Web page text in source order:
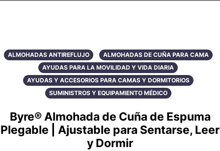
ALMOHADAS ANTIREFLUJO
ALMOHADAS DE CUÑA PARA CAMA
AYUDAS PARA LA MOVILIDAD Y VIDA DIARIA
AYUDAS Y ACCESORIOS PARA CAMAS Y DORMITORIOS
SUMINISTROS Y EQUIPAMIENTO MÉDICO
Byre® Almohada de Cuña de Espuma
Plegable | Ajustable para Sentarse, Leer
y Dormir